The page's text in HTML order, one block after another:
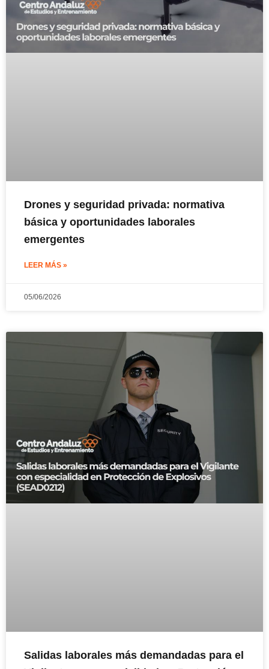
Drones y seguridad privada: normativa
básica y oportunidades laborales
emergentes
LEER MÁS »
05/06/2026
Salidas laborales más demandadas para el